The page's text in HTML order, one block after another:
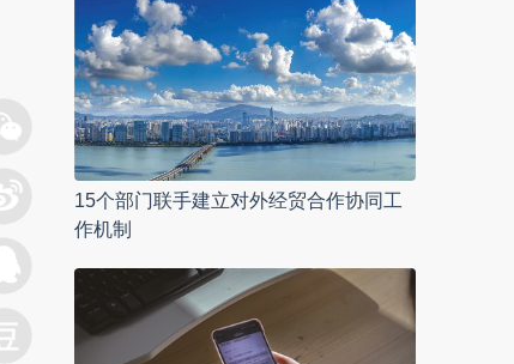
15个部门联手建立对外经贸合作协同工
作机制